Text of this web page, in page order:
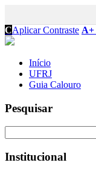
CAplicar Contraste A+
Início
UFRJ
Guia Calouro
Pesquisar
Institucional